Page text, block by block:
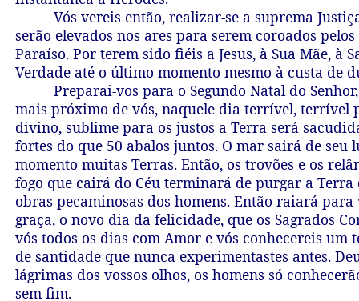
Vós vereis então, realizar-se a suprema
serão elevados nos ares para serem coroados
Paraíso. Por terem sido fiéis a Jesus, à Sua Mãe, à
Verdade até o último momento mesmo à custa de
Preparai-vos para o Segundo Natal do
mais próximo de vós, naquele dia terrível, terrível
divino, sublime para os justos a Terra será
fortes do que 50 abalos juntos. O mar sairá de seu
momento muitas Terras. Então, os trovões e os
fogo que cairá do Céu terminará de purgar a Terra
obras pecaminosas dos homens. Então raiará
graça, o novo dia da felicidade, que os Sagrados
vós todos os dias com Amor e vós conhecereis um
de santidade que nunca experimentastes antes.
lágrimas dos vossos olhos, os homens só
sem fim.